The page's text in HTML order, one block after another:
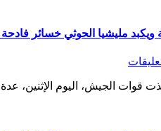
ويكبد مليشيا الحوثي خسائر
قوات الجيش، اليوم